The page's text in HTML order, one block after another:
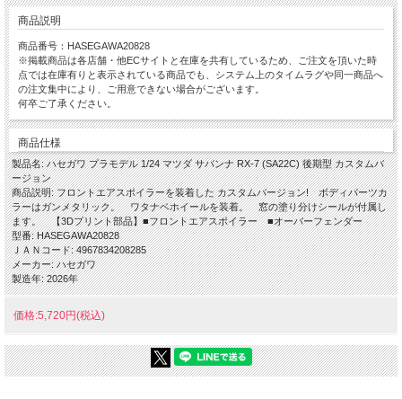
商品説明
商品番号：HASEGAWA20828
※掲載商品は各店舗・他ECサイトと在庫を共有しているため、ご注文を頂いた時
点では在庫有りと表示されている商品でも、システム上のタイムラグや同一商品へ
の注文集中により、ご用意できない場合がございます。
何卒ご了承ください。
商品仕様
製品名: ハセガワ プラモデル 1/24 マツダ サバンナ RX-7 (SA22C) 後期型 カスタムバ
ージョン
商品説明: フロントエアスポイラーを装着した カスタムバージョン! ボディパーツカ
ラーはガンメタリック。 ワタナベホイールを装着。 窓の塗り分けシールが付属し
ます。 【3Dプリント部品】■フロントエアスポイラー ■オーバーフェンダー
型番: HASEGAWA20828
ＪＡＮコード: 4967834208285
メーカー: ハセガワ
製造年: 2026年
価格:5,720円(税込)